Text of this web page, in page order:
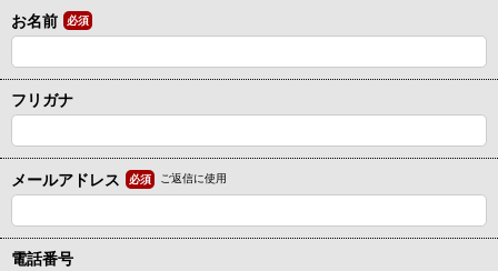
お名前 必須
フリガナ
メールアドレス 必須 ご返信に使用
電話番号